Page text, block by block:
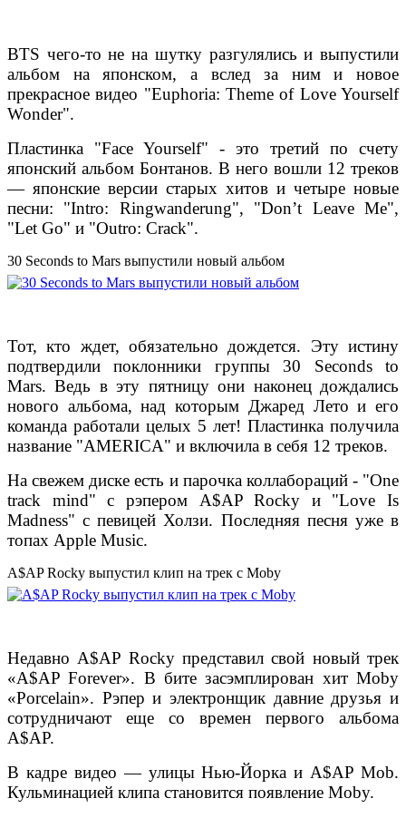
BTS чего-то не на шутку разгулялись и выпустили
альбом на японском, а вслед за ним и новое
прекрасное видео "Euphoria: Theme of Love Yourself
Wonder".
Пластинка "Face Yourself" - это третий по счету
японский альбом Бонтанов. В него вошли 12 треков
— японские версии старых хитов и четыре новые
песни: "Intro: Ringwanderung", "Don’t Leave Me",
"Let Go" и "Outro: Crack".
30 Seconds to Mars выпустили новый альбом
Тот, кто ждет, обязательно дождется. Эту истину
подтвердили поклонники группы 30 Seconds to
Mars. Ведь в эту пятницу они наконец дождались
нового альбома, над которым Джаред Лето и его
команда работали целых 5 лет! Пластинка получила
название "AMERICA" и включила в себя 12 треков.
На свежем диске есть и парочка коллабораций - "One
track mind" с рэпером A$AP Rocky и "Love Is
Madness" с певицей Холзи. Последняя песня уже в
топах Apple Music.
A$AP Rocky выпустил клип на трек с Moby
Недавно A$AP Rocky представил свой новый трек
«A$AP Forever». В бите засэмплирован хит Moby
«Porcelain». Рэпер и электронщик давние друзья и
сотрудничают еще со времен первого альбома
A$AP.
В кадре видео — улицы Нью-Йорка и A$AP Mob.
Кульминацией клипа становится появление Moby.